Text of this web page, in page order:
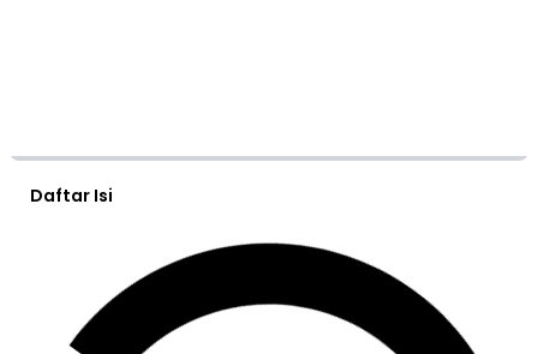
Daftar Isi